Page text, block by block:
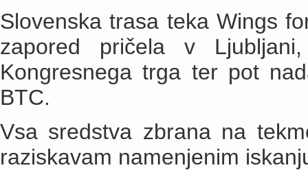
Slovenska trasa teka Wings
zapored pričela v
Kongresnega trga ter pot
BTC.
Vsa sredstva zbrana na
raziskavam namenjenim